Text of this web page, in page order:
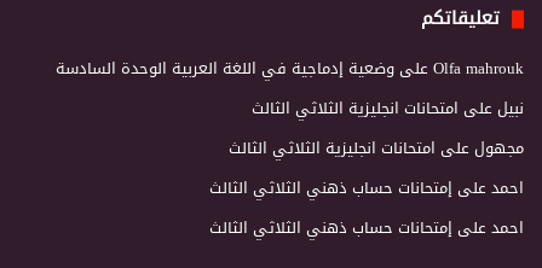
تعليقاتكم
Olfa mahroukعلى وضعية إدماجية في اللغة العربية الوحدة السادسة
نبيلعلى امتحانات انجليزية الثلاثي الثالث
مجهولعلى امتحانات انجليزية الثلاثي الثالث
احمدعلى إمتحانات حساب ذهني الثلاثي الثالث
احمدعلى إمتحانات حساب ذهني الثلاثي الثالث